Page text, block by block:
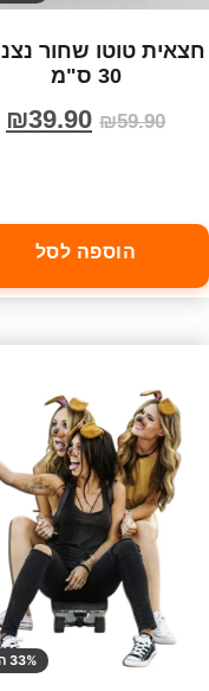
חצאית טוטו שחור
30 ס"מ
₪59.90
₪39.90
הוספה לסל
33% הנחה